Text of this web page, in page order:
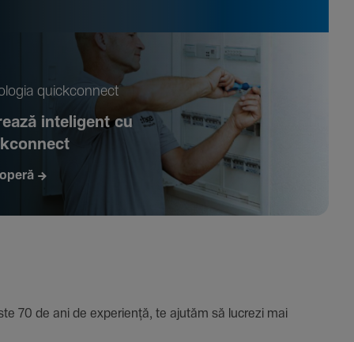
quickconnect
inte­li­gent cu
de ani de expe­riență, te ajutăm să lucrezi mai